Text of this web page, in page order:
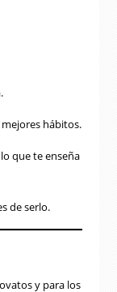
hábitos.
que te enseña
de serlo.
y para los